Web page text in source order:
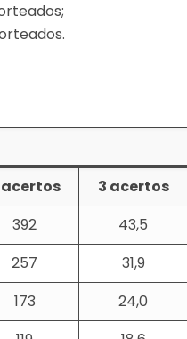
acertos
3 acertos
392
43,5
257
31,9
173
24,0